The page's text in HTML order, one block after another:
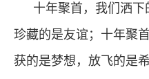
十年聚首，我们洒下
珍藏的是友谊；十年聚
获的是梦想，放飞的是